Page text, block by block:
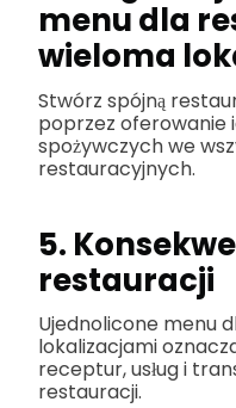
menu dla
wieloma
Stwórz spójną
poprzez oferowanie
spożywczych we
restauracyjnych.
5.
restauracji
Ujednolicone menu
lokalizacjami
receptur, usług i
restauracji.